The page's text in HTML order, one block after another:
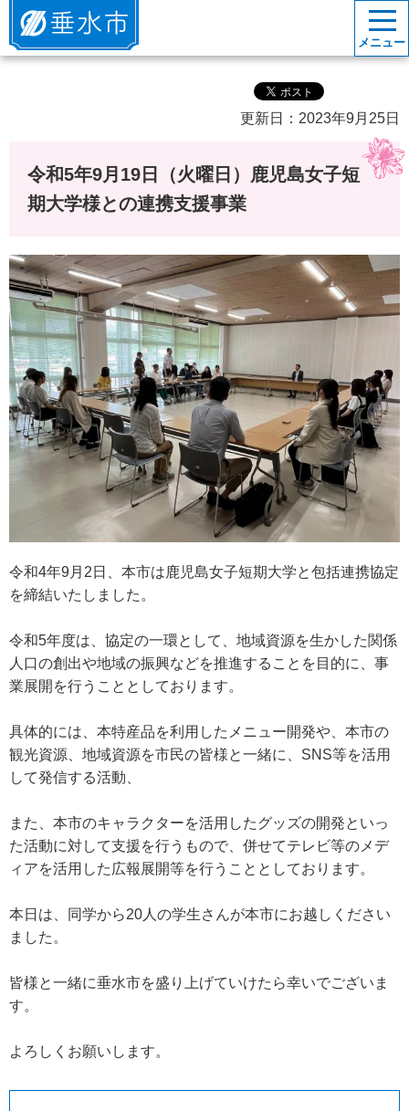
垂水市
メニュー
更新日：2023年9月25日
令和5年9月19日（火曜日）鹿児島女子短
期大学様との連携支援事業
令和4年9月2日、本市は鹿児島女子短期大学と包括連携協定
を締結いたしました。
令和5年度は、協定の一環として、地域資源を生かした関係
人口の創出や地域の振興などを推進することを目的に、事
業展開を行うこととしております。
具体的には、本特産品を利用したメニュー開発や、本市の
観光資源、地域資源を市民の皆様と一緒に、SNS等を活用
して発信する活動、
また、本市のキャラクターを活用したグッズの開発といっ
た活動に対して支援を行うもので、併せてテレビ等のメデ
ィアを活用した広報展開等を行うこととしております。
本日は、同学から20人の学生さんが本市にお越しください
ました。
皆様と一緒に垂水市を盛り上げていけたら幸いでございま
す。
よろしくお願いします。